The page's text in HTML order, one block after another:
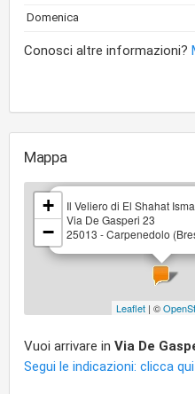
Domenica
Conosci altre informazioni?
Mappa
Il Veliero di El Shahat
Via De Gasperi 23
25013 - Carpenedolo
+
−
Leaflet | ©
Vuoi arrivare in Via De
Segui le indicazioni: clicca